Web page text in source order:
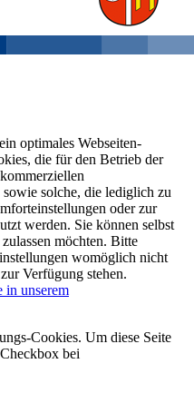
optimales Webseiten-
die für den Betrieb der
solche, die lediglich zu
oder zur
werden. Sie können selbst
möchten. Bitte
womöglich nicht
Verfügung stehen.
in unserem
Cookies. Um diese Seite
bei